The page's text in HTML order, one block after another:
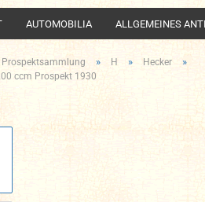
AUTOMOBILIA ALLGEMEINES
Prospektsammlung » H » Hecker »
ccm Prospekt 1930